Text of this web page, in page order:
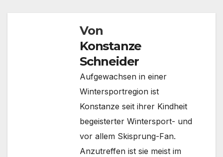
Von
Konstanze
Schneider
Aufgewachsen in einer
Wintersportregion ist
Konstanze seit ihrer Kindheit
begeisterter Wintersport- und
vor allem Skisprung-Fan.
Anzutreffen ist sie meist im